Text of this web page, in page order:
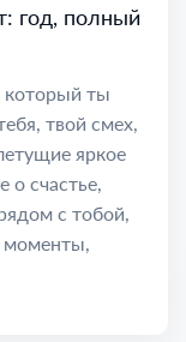
год, полный
который ты
твой смех,
яркое
о счастье,
с тобой,
моменты,